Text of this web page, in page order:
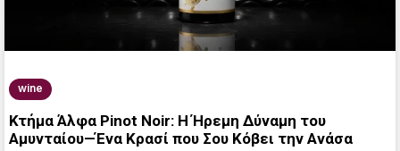
wine
Κτήμα Άλφα Pinot Noir: Η Ήρεμη Δύναμη του
Αμυνταίου—Ένα Κρασί που Σου Κόβει την Ανάσα